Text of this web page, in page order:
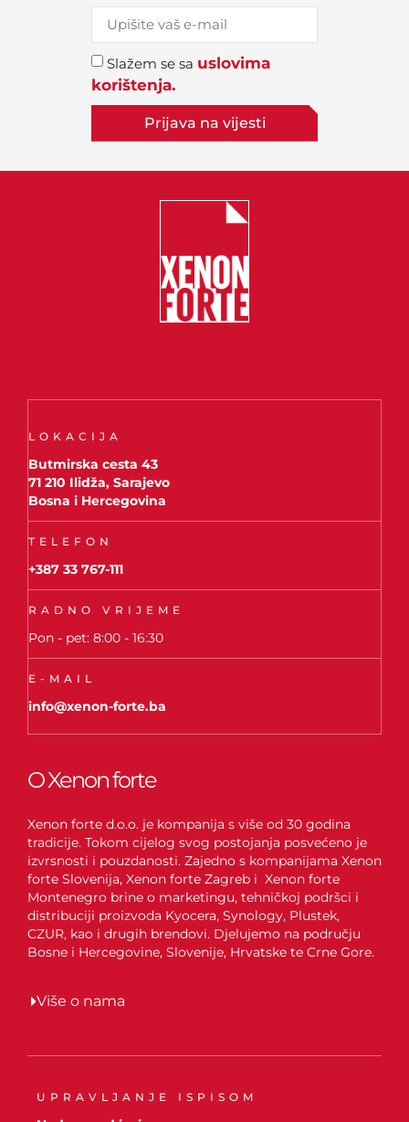
Slažem se sa uslovima
korištenja.
Prijava na vijesti
LOKACIJA
Butmirska cesta 43
71 210 Ilidža, Sarajevo
Bosna i Hercegovina
TELEFON
+387 33 767-111
RADNO VRIJEME
Pon - pet: 8:00 - 16:30
E-MAIL
info@xenon-forte.ba
O Xenon forte
Xenon forte d.o.o. je kompanija s više od 30 godina
tradicije. Tokom cijelog svog postojanja posvećeno je
izvrsnosti i pouzdanosti. Zajedno s kompanijama Xenon
forte Slovenija, Xenon forte Zagreb i Xenon forte
Montenegro brine o marketingu, tehničkoj podršci i
distribuciji proizvoda Kyocera, Synology, Plustek,
CZUR, kao i drugih brendovi. Djelujemo na području
Bosne i Hercegovine, Slovenije, Hrvatske te Crne Gore.
Više o nama
UPRAVLJANJE ISPISOM